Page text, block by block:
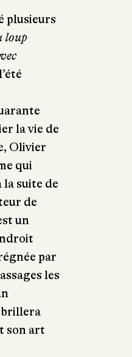
plusieurs
loup
la vie de
Olivier
qui
la suite de
de
un
par
les
brillera
son art